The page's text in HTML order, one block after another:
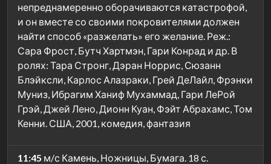
непреднамеренно оборачиваются катастрофой,
и он вместе со своими покровителями должен
найти способ «разжелать» его желание. Реж.:
Сара Фрост, Бутч Хартмэн, Гари Конрад и др. В
ролях: Тара Стронг, Дэран Норрис, Сюзанн
Блэйксли, Карлос Алазраки, Грей ДеЛайл, Фрэнки
Муниз, Ибрагим Ханиф Мухаммад, Гари ЛеРой
Грэй, Джей Лено, Дионн Куан, Фэйт Абрахамс, Том
Кенни. США, 2001, комедия, фантазия
11:45 м/с Камень, Ножницы, Бумага. 18 с.